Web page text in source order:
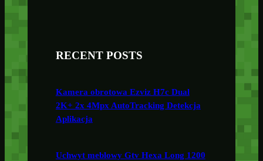
RECENT POSTS
Kamera obrotowa Ezviz H7c Dual
2K+ 2x 4Mpx AutoTracking Detekcja
Aplikacja
Uchwyt meblowy Gtv Hexa Long 1200